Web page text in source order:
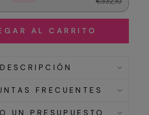
AL CARRITO
DESCRIPCIÓN
FRECUENTES
UN PRESUPUESTO